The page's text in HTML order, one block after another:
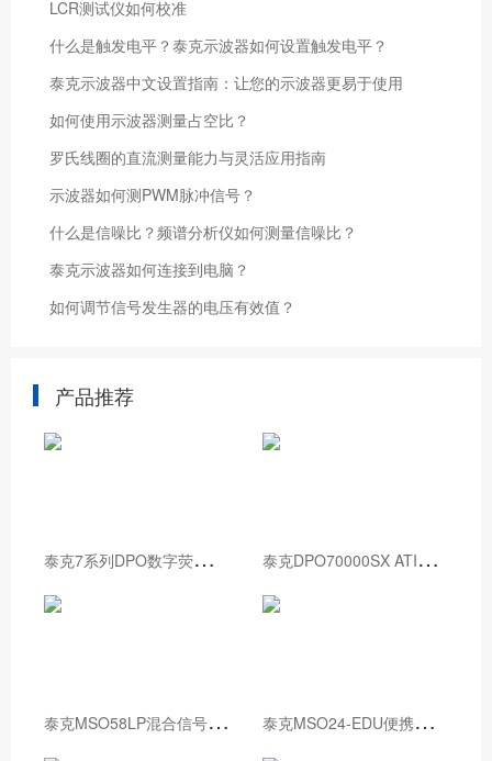
LCR测试仪如何校准
什么是触发电平？泰克示波器如何设置触发电平？
泰克示波器中文设置指南：让您的示波器更易于使用
如何使用示波器测量占空比？
罗氏线圈的直流测量能力与灵活应用指南
示波器如何测PWM脉冲信号？
什么是信噪比？频谱分析仪如何测量信噪比？
泰克示波器如何连接到电脑？
如何调节信号发生器的电压有效值？
产品推荐
泰
克7系列DPO数字荧光示波器 泰
克DPO70000SX ATI性能示波器
泰
克MSO58LP混合信号示波器 泰
克MSO24-EDU便携式混合信号示波器